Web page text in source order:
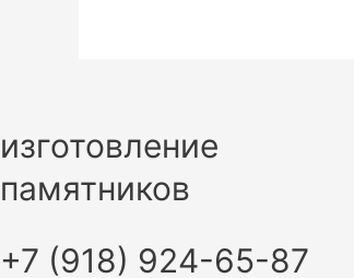
изготовление
памятников
+7 (918) 924-65-87